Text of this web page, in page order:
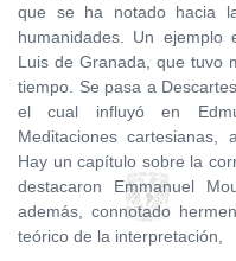
que se ha notado hacia
humanidades. Un
Luis de Granada, que tuvo
tiempo. Se pasa a
el cual influyó en
Meditaciones cartesianas,
Hay un capítulo sobre la
destacaron Emmanuel
además, connotado
teórico de la interpretación,